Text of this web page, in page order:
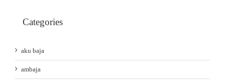
Categories
aku baja
ambaja